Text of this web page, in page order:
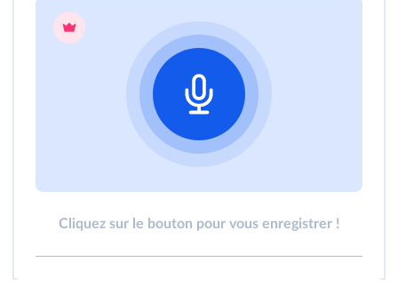
Cliquez sur le bouton pour vous enregistrer !